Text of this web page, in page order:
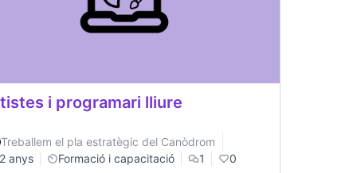
i programari lliure
Treballem el pla estratègic del Canòdrom
2 anys
Formació i capacitació 1 0